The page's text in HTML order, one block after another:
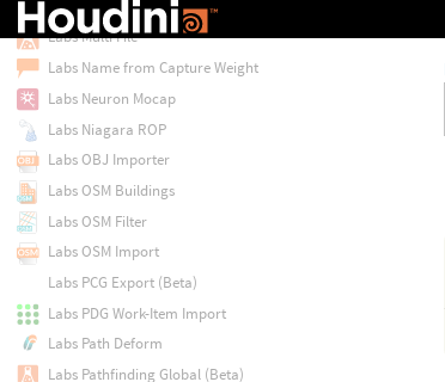
Labs Multi Bounding Box
Labs Multi File
Labs Name from Capture Weight
Labs Neuron Mocap
Labs Niagara ROP
Labs OBJ Importer
Labs OSM Buildings
Labs OSM Filter
Labs OSM Import
Labs PCG Export (Beta)
Labs PDG Work-Item Import
Labs Path Deform
Labs Pathfinding Global (Beta)